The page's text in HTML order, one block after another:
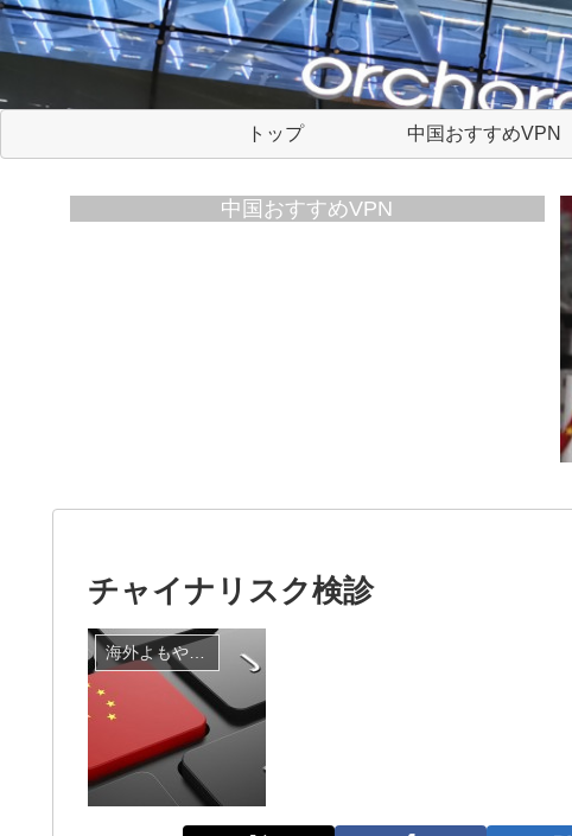
トップ 中国おすすめVPN
中国おすすめVPN
チャイナリスク検診
海外よもやま話